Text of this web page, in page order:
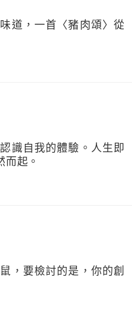
道，一首〈豬肉頌〉從
識自我的體驗。人生即
起。
，要檢討的是，你的創